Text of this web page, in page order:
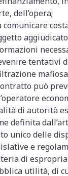
dell’opera;
comunicare
tentativi
può
di autorità
definita
unico delle
e
di
utilità, di